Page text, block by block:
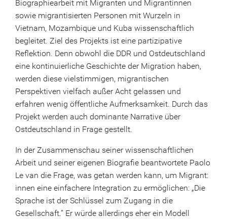
Biographiearbeit mit Migranten und Migrantinnen
sowie migrantisierten Personen mit Wurzeln in
Vietnam, Mozambique und Kuba wissenschaftlich
begleitet. Ziel des Projekts ist eine partizipative
Reflektion. Denn obwohl die DDR und Ostdeutschland
eine kontinuierliche Geschichte der Migration haben,
werden diese vielstimmigen, migrantischen
Perspektiven vielfach außer Acht gelassen und
erfahren wenig öffentliche Aufmerksamkeit. Durch das
Projekt werden auch dominante Narrative über
Ostdeutschland in Frage gestellt.
In der Zusammenschau seiner wissenschaftlichen
Arbeit und seiner eigenen Biografie beantwortete Paolo
Le van die Frage, was getan werden kann, um Migrant:
innen eine einfachere Integration zu ermöglichen: „Die
Sprache ist der Schlüssel zum Zugang in die
Gesellschaft.“ Er würde allerdings eher ein Modell